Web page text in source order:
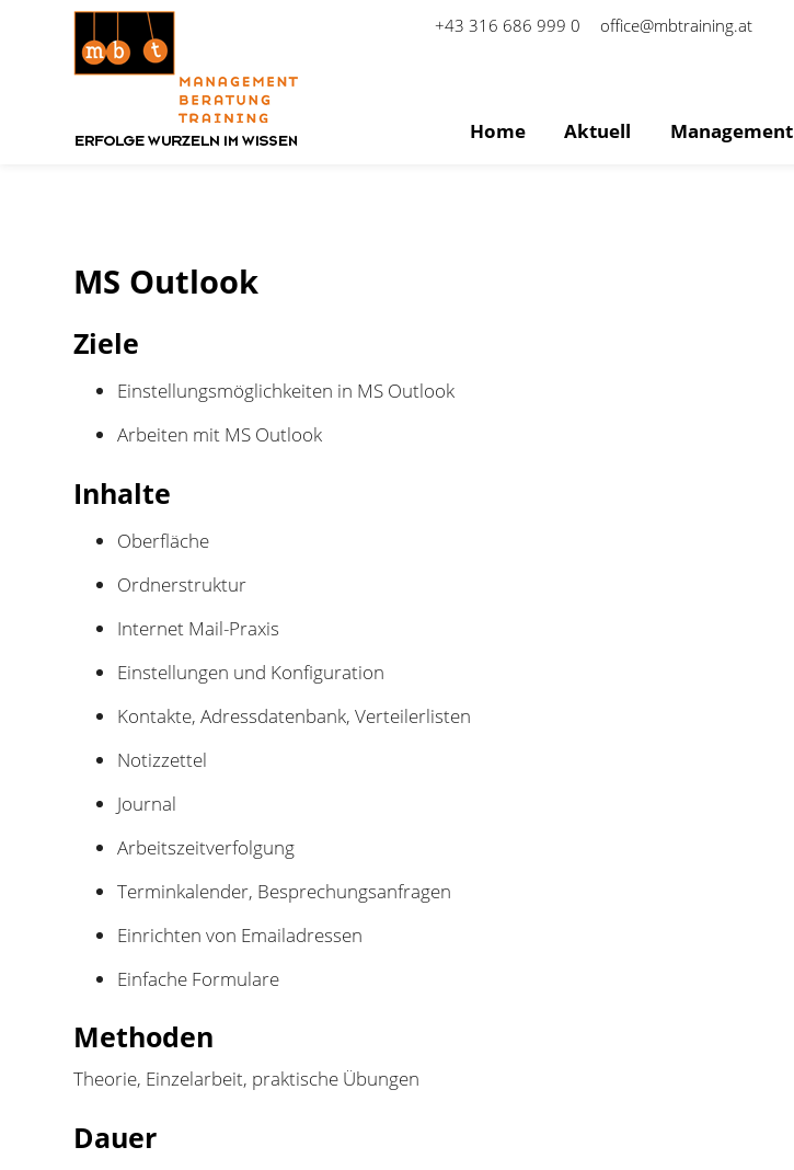
+43 316 686 999 0 office@mbtraining.at
Home Aktuell Management
MS Outlook
Ziele
Einstellungsmöglichkeiten in MS Outlook
Arbeiten mit MS Outlook
Inhalte
Oberfläche
Ordnerstruktur
Internet Mail-Praxis
Einstellungen und Konfiguration
Kontakte, Adressdatenbank, Verteilerlisten
Notizzettel
Journal
Arbeitszeitverfolgung
Terminkalender, Besprechungsanfragen
Einrichten von Emailadressen
Einfache Formulare
Methoden
Theorie, Einzelarbeit, praktische Übungen
Dauer